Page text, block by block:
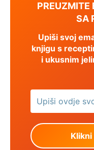
PREUZMITE
SA
Upiši svoj
knjigu s
i ukusnim